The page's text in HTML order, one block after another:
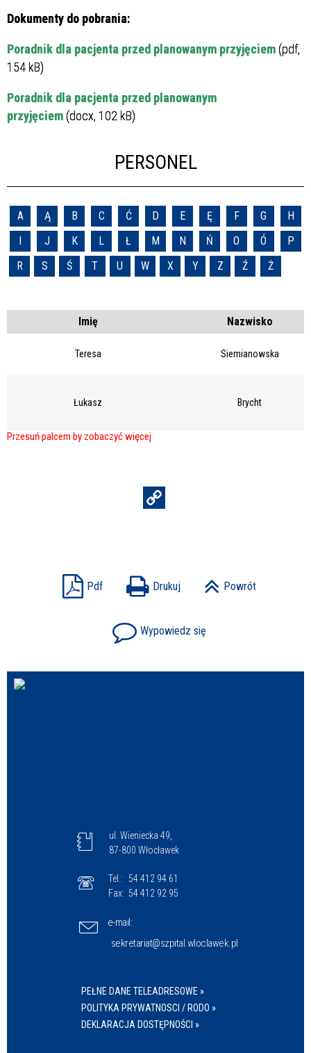
Dokumenty do pobrania:
Poradnik dla pacjenta przed planowanym przyjęciem (pdf,
154 kB)
Poradnik dla pacjenta przed planowanym
przyjęciem (docx, 102 kB)
PERSONEL
A Ą B C Ć D E Ę F G
H
I
J K L Ł M N Ń O Ó
P
R
S Ś T U W X Y Z Ź Ż
Imię Nazwisko
Teresa Siemianowska
Łukasz Brycht
Pdf Drukuj Powrót
Wypowiedz się
ul. Wieniecka 49,
87-800 Włocławek
Tel.: 54 412 94 61
Fax: 54 412 92 95
e-mail:
sekretariat@szpital.wloclawek.pl
PEŁNE DANE TELEADRESOWE »
POLITYKA PRYWATNOSCI / RODO »
DEKLARACJA DOSTĘPNOŚCI »